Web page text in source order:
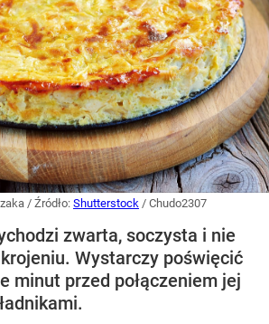
/ Źródło: Shutterstock / Chudo2307
zwarta, soczysta i nie
Wystarczy poświęcić
minut przed połączeniem jej